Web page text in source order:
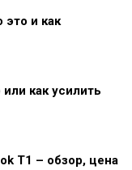
и как
как усилить
T1 – обзор, цена